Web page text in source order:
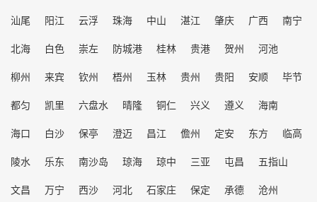
汕尾
阳江 云浮 珠海 中山 湛江 肇庆 广西
南宁
北海
白色 崇左 防城港 桂林 贵港 贺州
河池
柳州
来宾 钦州 梧州 玉林 贵州 贵阳 安顺
毕节
都匀
凯里 六盘水 晴隆 铜仁 兴义 遵义
海南
海口
白沙 保亭 澄迈 昌江 儋州 定安 东方
临高
陵水
乐东 南沙岛 琼海 琼中 三亚 屯昌
五指山
文昌
万宁 西沙 河北 石家庄 保定 承德
沧州